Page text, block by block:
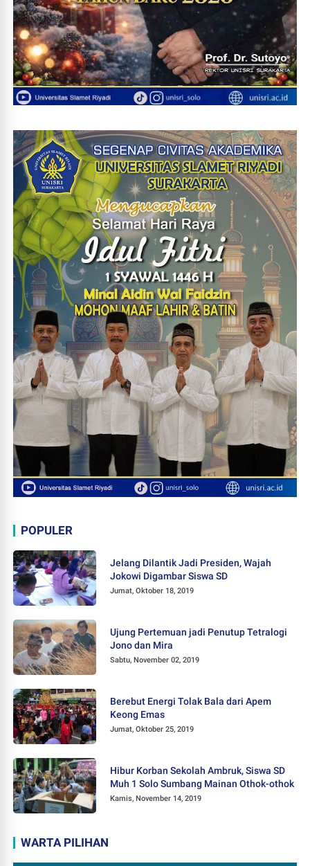
POPULER
Jelang Dilantik Jadi Presiden, Wajah
Jokowi Digambar Siswa SD
Jumat, Oktober 18, 2019
Ujung Pertemuan jadi Penutup Tetralogi
Jono dan Mira
Sabtu, November 02, 2019
Berebut Energi Tolak Bala dari Apem
Keong Emas
Jumat, Oktober 25, 2019
Hibur Korban Sekolah Ambruk, Siswa SD
Muh 1 Solo Sumbang Mainan Othok-othok
Kamis, November 14, 2019
WARTA PILIHAN